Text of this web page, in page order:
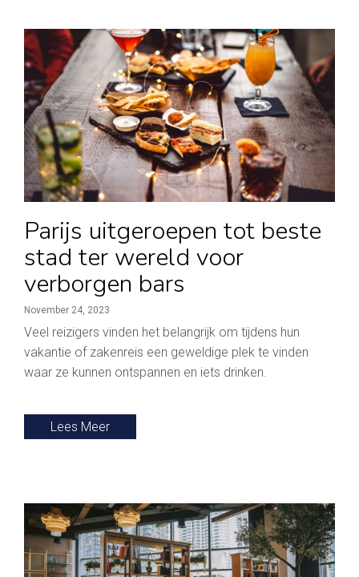
Parijs uitgeroepen tot beste
stad ter wereld voor
verborgen bars
November 24, 2023
Veel reizigers vinden het belangrijk om tijdens hun
vakantie of zakenreis een geweldige plek te vinden
waar ze kunnen ontspannen en iets drinken.
Lees Meer